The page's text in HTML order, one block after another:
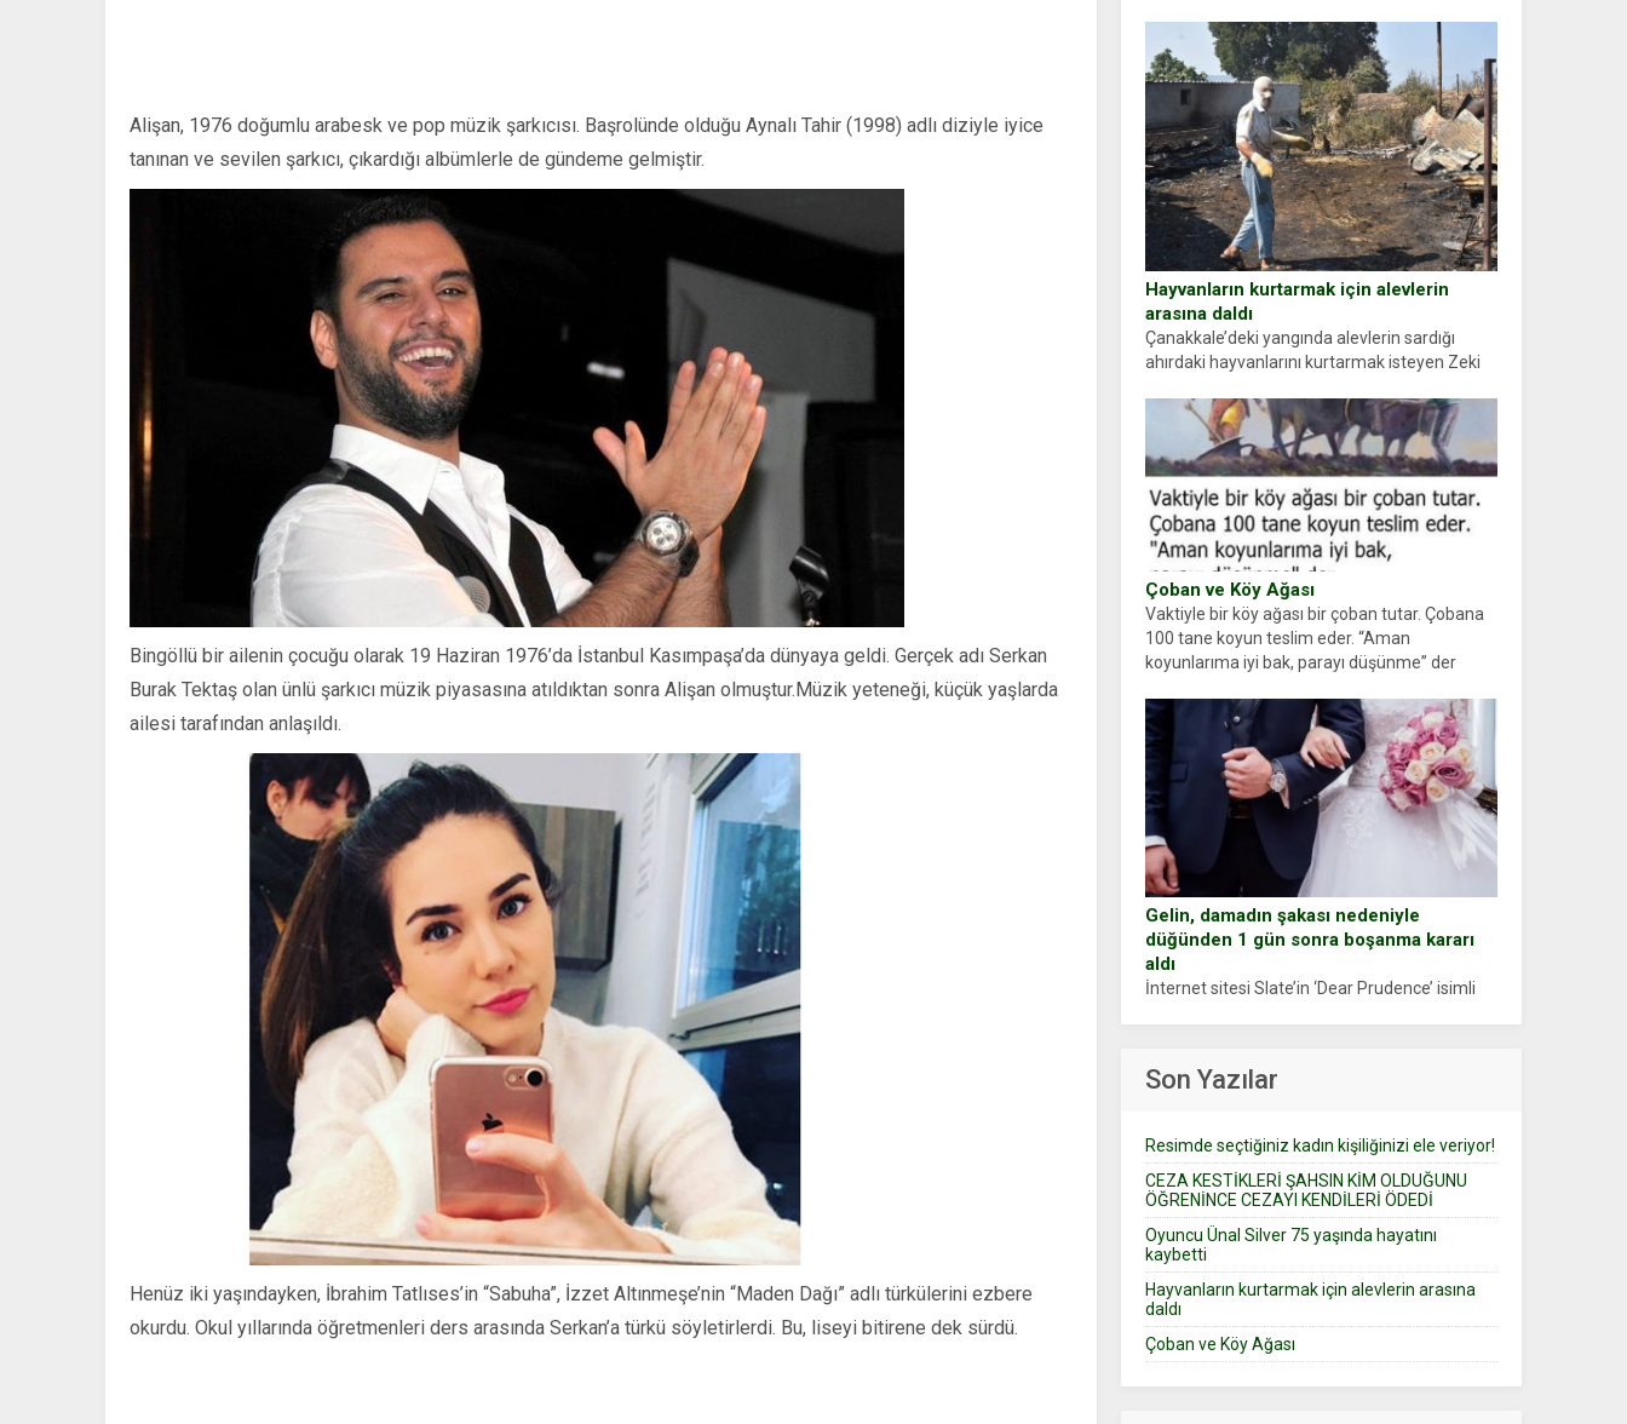
sosyal medya hesabında “Usta Oyuncumuz ve
çok değerli dostumuz...
Hayvanların kurtarmak için alevlerin
arasına daldı
Çanakkale’deki yangında alevlerin sardığı
ahırdaki hayvanlarını kurtarmak isteyen Zeki
ellerinde yanıklar oluşan Demir, kâbus dolu
anları anlattı… Merkeze bağlı...
Çoban ve Köy Ağası
Vaktiyle bir köy ağası bir çoban tutar. Çobana
100 tane koyun teslim eder. “Aman
koyunlarıma iyi bak, parayı düşünme” der
Gelin, damadın şakası nedeniyle
düğünden 1 gün sonra boşanma kararı
aldı
İnternet sitesi Slate’in ‘Dear Prudence’ isimli
Son Yazılar
Resimde seçtiğiniz kadın kişiliğinizi ele veriyor!
CEZA KESTİKLERİ ŞAHSIN KİM OLDUĞUNU
ÖĞRENİNCE CEZAYI KENDİLERİ ÖDEDİ
Oyuncu Ünal Silver 75 yaşında hayatını
kaybetti
Hayvanların kurtarmak için alevlerin arasına
daldı
Çoban ve Köy Ağası
Alişan, 1976 doğumlu arabesk ve pop müzik şarkıcısı. Başrolünde olduğu Aynalı Tahir (1998) adlı diziyle iyice
tanınan ve sevilen şarkıcı, çıkardığı albümlerle de gündeme gelmiştir.
Bingöllü bir ailenin çocuğu olarak 19 Haziran 1976’da İstanbul Kasımpaşa’da dünyaya geldi. Gerçek adı Serkan
Burak Tektaş olan ünlü şarkıcı müzik piyasasına atıldıktan sonra Alişan olmuştur.Müzik yeteneği, küçük yaşlarda
ailesi tarafından anlaşıldı.
Henüz iki yaşındayken, İbrahim Tatlıses’in “Sabuha”, İzzet Altınmeşe’nin “Maden Dağı” adlı türkülerini ezbere
okurdu. Okul yıllarında öğretmenleri ders arasında Serkan’a türkü söyletirlerdi. Bu, liseyi bitirene dek sürdü.